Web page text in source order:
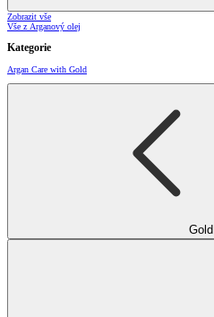
Zobrazit vše
Vše z Arganový olej
Kategorie
Argan Care with Gold
Gold